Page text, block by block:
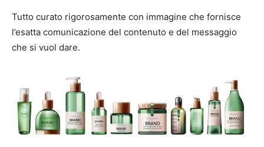
Tutto curato rigorosamente con immagine che fornisce
l’esatta comunicazione del contenuto e del messaggio
che si vuol dare.